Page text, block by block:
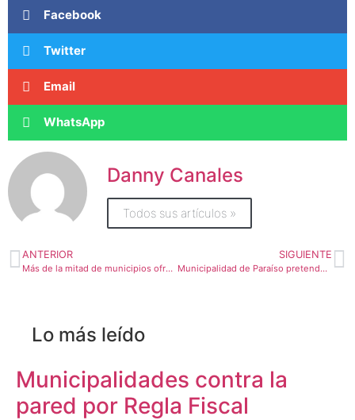
Facebook
Twitter
Email
WhatsApp
Danny Canales
Todos sus artículos »
ANTERIOR
Más de la mitad de municipios ofrece beneficios a los contribuyentes paguen tributos y servicios por adelantado
SIGUIENTE
Municipalidad de Paraíso pretende invertir un 12% más este año en bienestar para el cantón
Lo más leído
Municipalidades contra la
pared por Regla Fiscal